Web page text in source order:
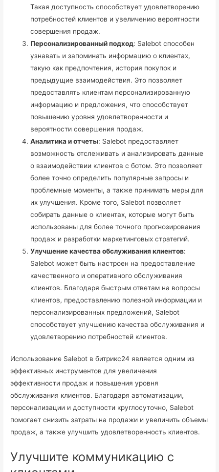
Такая доступность способствует удовлетворению
потребностей клиентов и увеличению вероятности
совершения продаж.
Персонализированный подход: Salebot способен
узнавать и запоминать информацию о клиентах,
такую как предпочтения, история покупок и
предыдущие взаимодействия. Это позволяет
предоставлять клиентам персонализированную
информацию и предложения, что способствует
повышению уровня удовлетворенности и
вероятности совершения продаж.
Аналитика и отчеты: Salebot предоставляет
возможность отслеживать и анализировать данные
о взаимодействии клиентов с ботом. Это позволяет
более точно определить популярные запросы и
проблемные моменты, а также принимать меры для
их улучшения. Кроме того, Salebot позволяет
собирать данные о клиентах, которые могут быть
использованы для более точного прогнозирования
продаж и разработки маркетинговых стратегий.
Улучшение качества обслуживания клиентов:
Salebot может быть настроен на предоставление
качественного и оперативного обслуживания
клиентов. Благодаря быстрым ответам на вопросы
клиентов, предоставлению полезной информации и
персонализированных предложений, Salebot
способствует улучшению качества обслуживания и
удовлетворению потребностей клиентов.
Использование Salebot в битрикс24 является одним из
эффективных инструментов для увеличения
эффективности продаж и повышения уровня
обслуживания клиентов. Благодаря автоматизации,
персонализации и доступности круглосуточно, Salebot
помогает снизить затраты на продажи и увеличить объемы
продаж, а также улучшить удовлетворенность клиентов.
Улучшите коммуникацию с